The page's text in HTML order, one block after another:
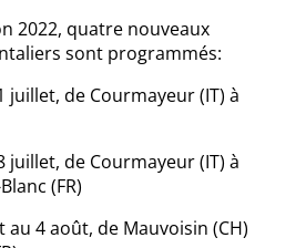
2022, quatre nouveaux
sont programmés:
de Courmayeur (IT) à
de Courmayeur (IT) à
(FR)
4 août, de Mauvoisin (CH)